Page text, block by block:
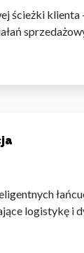
ścieżki klienta
logistykę i